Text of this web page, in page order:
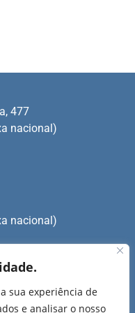
sua experiência de
e analisar o nosso
nacional)
477
nacional)